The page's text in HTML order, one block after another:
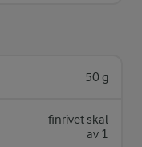
50 g
finrivet skal
av 1